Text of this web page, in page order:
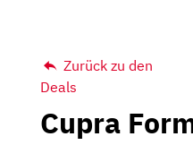
Zurück zu den
Deals
Cupra